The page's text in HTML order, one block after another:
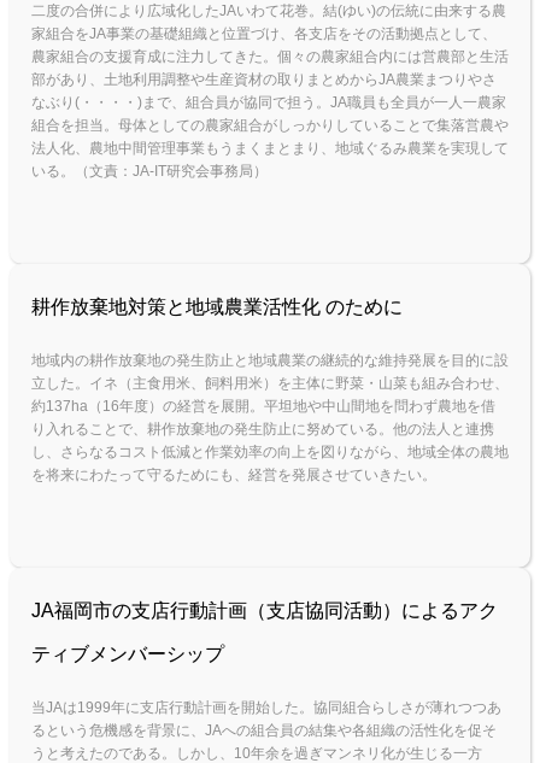
二度の合併により広域化したJAいわて花巻。結(ゆい)の伝統に由来する農
家組合をJA事業の基礎組織と位置づけ、各支店をその活動拠点として、
農家組合の支援育成に注力してきた。個々の農家組合内には営農部と生活
部があり、土地利用調整や生産資材の取りまとめからJA農業まつりやさ
なぶり(・・・・)まで、組合員が協同で担う。JA職員も全員が一人一農家
組合を担当。母体としての農家組合がしっかりしていることで集落営農や
法人化、農地中間管理事業もうまくまとまり、地域ぐるみ農業を実現して
いる。（文責：JA-IT研究会事務局）
耕作放棄地対策と地域農業活性化 のために
地域内の耕作放棄地の発生防止と地域農業の継続的な維持発展を目的に設
立した。イネ（主食用米、飼料用米）を主体に野菜・山菜も組み合わせ、
約137ha（16年度）の経営を展開。平坦地や中山間地を問わず農地を借
り入れることで、耕作放棄地の発生防止に努めている。他の法人と連携
し、さらなるコスト低減と作業効率の向上を図りながら、地域全体の農地
を将来にわたって守るためにも、経営を発展させていきたい。
JA福岡市の支店行動計画（支店協同活動）によるアク
ティブメンバーシップ
当JAは1999年に支店行動計画を開始した。協同組合らしさが薄れつつあ
るという危機感を背景に、JAへの組合員の結集や各組織の活性化を促そ
うと考えたのである。しかし、10年余を過ぎマンネリ化が生じる一方